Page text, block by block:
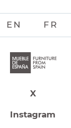
X
Instagram
EN FR